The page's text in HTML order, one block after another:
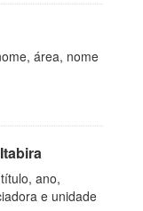
área, nome
ano,
e unidade